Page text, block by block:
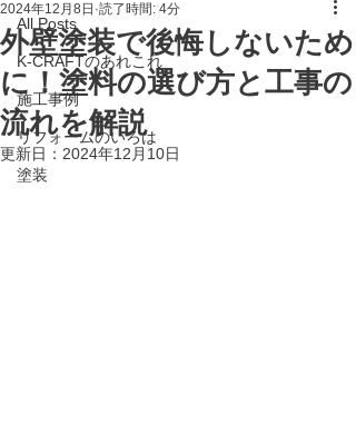
All Posts
K-CRAFTのあれこれ
施工事例
リフォームのいろは
塗装
外壁塗装で後悔しないため
に！塗料の選び方と工事の
流れを解説
2024年12月8日 読了時間: 4分
更新日： 2024年12月10日